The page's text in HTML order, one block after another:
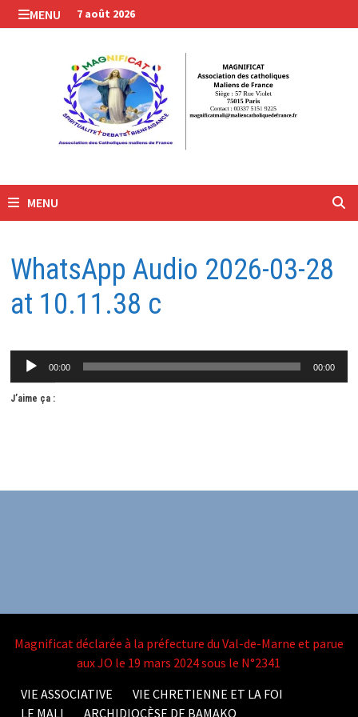
Passer
au
MENU 7 août 2026
MENU
WhatsApp Audio 2026-03-28
at 10.11.38 c
Lecteur
audio
00:00 00:00
J’aime ça :
Magnificat déclarée à la préfecture du Val-de-Marne et parue
aux JO le 19 mars 2024 sous le N°2341
VIE ASSOCIATIVE
VIE CHRETIENNE ET LA FOI
LE MALI
ARCHIDIOCÈSE DE BAMAKO